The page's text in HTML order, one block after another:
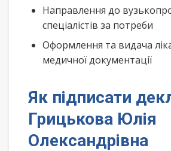
Направлення до
спеціалістів за потреби
Оформлення та видача
медичної документації
Як підписати
Грицькова Юлія
Олександрівна